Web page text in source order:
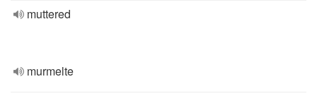
muttered
murmelte